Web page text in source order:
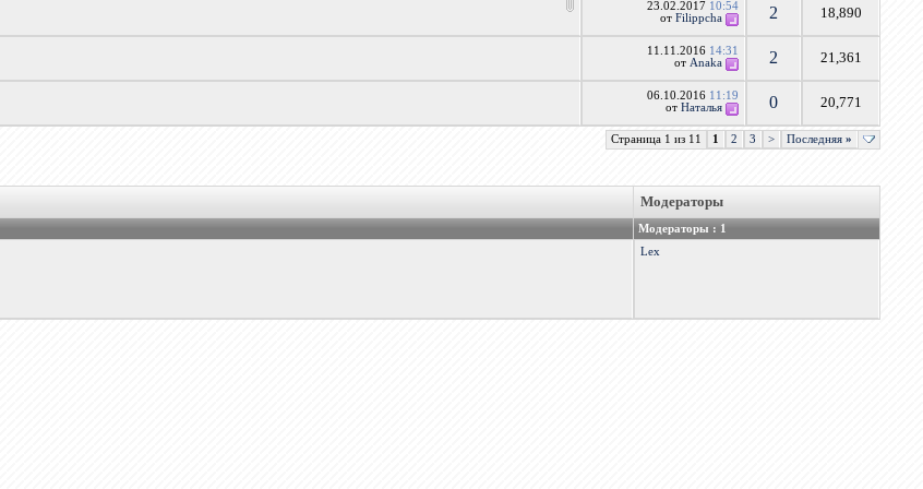
23.02.2017 10:54
отFilippcha 2 18,890
11.11.2016 14:31
от Anaka 2 21,361
06.10.2016 11:19
отНаталья 0 20,771
Страница 1 из 11 1 2 3 > Последняя»
Модераторы
Модераторы : 1
Lex